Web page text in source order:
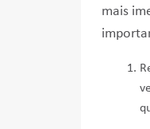
mais